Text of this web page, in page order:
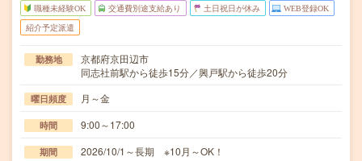
職種未経験OK 交通費別途支給あり 土日祝日が休み WEB登録OK
紹介予定派遣
勤務地
京都府京田辺市
同志社前駅から徒歩15分／興戸駅から徒歩20分
曜日頻度 月～金
時間 9:00～17:00
期間 2026/10/1～長期 ※10月～OK！